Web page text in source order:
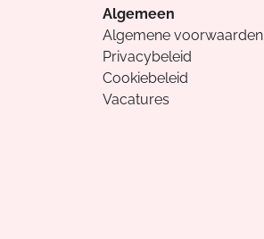
Algemeen
Algemene voorwaarden
Privacybeleid
Cookiebeleid
Vacatures